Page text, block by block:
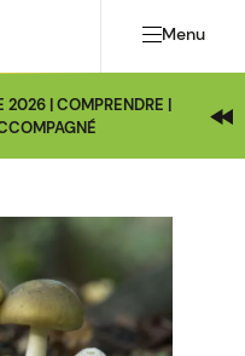
Menu
2026 | COMPRENDRE |